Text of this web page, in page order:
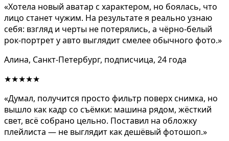
«Хотела новый аватар с характером, но боялась, что
лицо станет чужим. На результате я реально узнаю
себя: взгляд и черты не потерялись, а чёрно-белый
рок-портрет у авто выглядит смелее обычного фото.»
Алина, Санкт-Петербург, подписчица, 24 года
★★★★★
«Думал, получится просто фильтр поверх снимка, но
вышло как кадр со съёмки: машина рядом, жёсткий
свет, всё собрано цельно. Поставил на обложку
плейлиста — не выглядит как дешёвый фотошоп.»